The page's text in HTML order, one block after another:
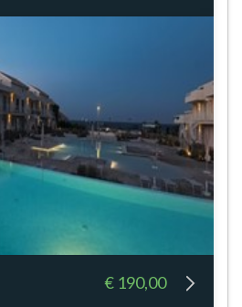
€ 190,00